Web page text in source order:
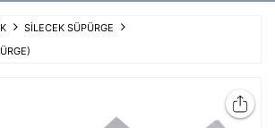
SİLECEK SÜPÜRGE